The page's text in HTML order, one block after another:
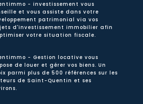
- investissement vous
et vous assiste dans votre
patrimonial via vos
d'investissement immobilier afin
votre situation fiscale.
- Gestion locative vous
de louer et gérer vos biens. Un
parmi plus de 500 références sur les
de Saint-Quentin et ses